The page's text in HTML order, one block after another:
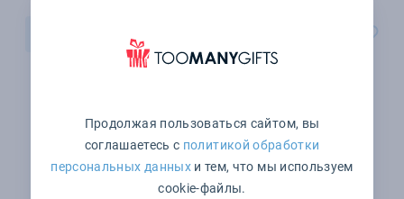
Продолжая пользоваться сайтом, вы
соглашаетесь с политикой обработки
персональных данныхи тем, что мы используем
cookie-файлы.